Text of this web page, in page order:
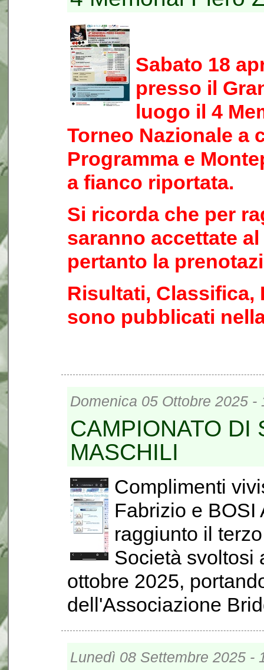
Sabato 18
presso il
luogo il 4
Torneo Nazionale a
Programma e
a fianco riportata.
Si ricorda che per
saranno accettate
pertanto la
Risultati, Classifica,
sono pubblicati
Domenica 05 Ottobre 2025 -
CAMPIONATO DI
MASCHILI
Complimenti
Fabrizio e BOSI
raggiunto il
Società svoltosi
ottobre 2025,
dell'Associazione
Lunedì 08 Settembre 2025 -